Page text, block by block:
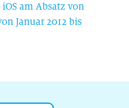
am Absatz von
Januar 2012 bis